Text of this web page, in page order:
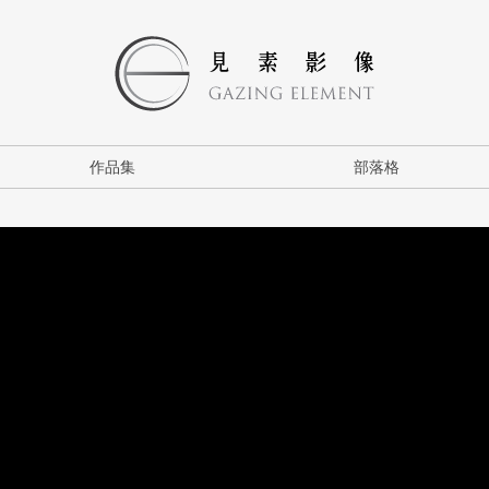
作品集 部落格